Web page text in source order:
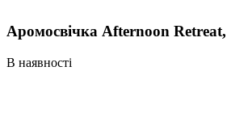
Аромосвічка Аfternoon
В наявності